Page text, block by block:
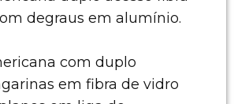
degraus em alumínio.
com duplo
em fibra de vidro